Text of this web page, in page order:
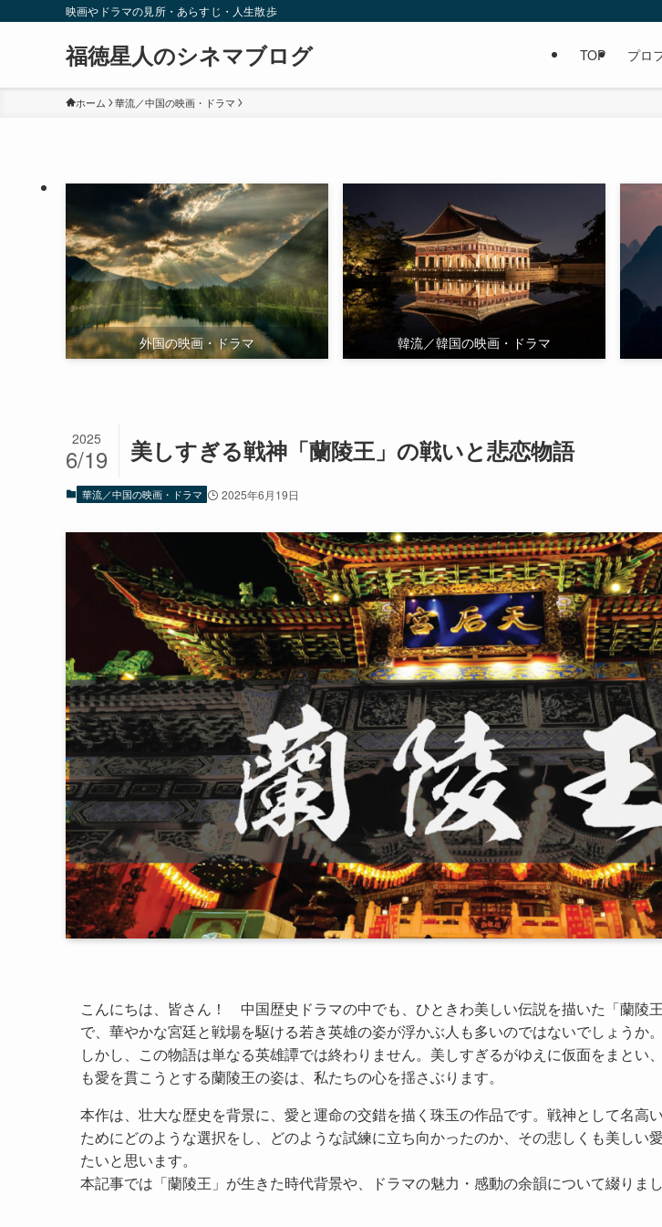
映画やドラマの見所・あらすじ・人生散歩
福徳星人のシネマブログ TOP プロ
ホーム 華流／中国の映画・ドラマ
外国の映画・ドラマ 韓流／韓国の映画・ドラマ
美しすぎる戦神「蘭陵王」の戦いと悲恋物語
2025
6/19
華流／中国の映画・ドラマ 2025年6月19日
こんにちは、皆さん！ 中国歴史ドラマの中でも、ひときわ美しい伝説を描いた「蘭陵
で、華やかな宮廷と戦場を駆ける若き英雄の姿が浮かぶ人も多いのではないでしょうか。
しかし、この物語は単なる英雄譚では終わりません。美しすぎるがゆえに仮面をまとい
も愛を貫こうとする蘭陵王の姿は、私たちの心を揺さぶります。
本作は、壮大な歴史を背景に、愛と運命の交錯を描く珠玉の作品です。戦神として名高
ためにどのような選択をし、どのような試練に立ち向かったのか、その悲しくも美しい
たいと思います。
本記事では「蘭陵王」が生きた時代背景や、ドラマの魅力・感動の余韻について綴りまし